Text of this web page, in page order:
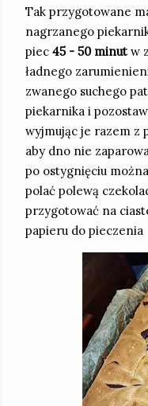
Tak przygotowane
nagrzanego
piec 45 - 50 minut w
ładnego
zwanego suchego
piekarnika i
wyjmując je razem z
aby dno nie
po ostygnięciu
polać polewą
przygotować na
papieru do pieczenia